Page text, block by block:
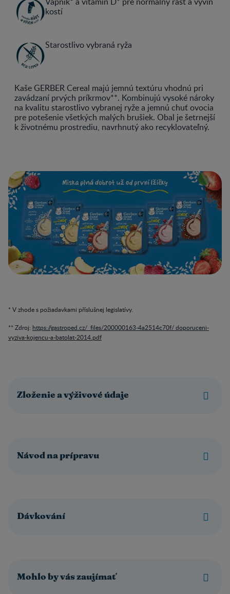
kostí
Starostlivo vybraná ryža
Kaše GERBER Cereal majú jemnú textúru vhodnú pri
zavádzaní prvých príkrmov**. Kombinujú vysoké nároky
na kvalitu starostlivo vybranej ryže a jemnú chuť ovocia
pre potešenie všetkých malých brušiek. Obal je šetrnejší
k životnému prostrediu, navrhnutý ako recyklovateľný.
* V zhode s požiadavkami příslušnej legislatívy.
** Zdroj: https://gastroped.cz/_files/200000163-4a2514c70f/ doporuceni-
vyziva-kojencu-a-batolat-2014.pdf
Zloženie a výživové údaje
Návod na prípravu
Dávkování
Mohlo by vás zaujímať